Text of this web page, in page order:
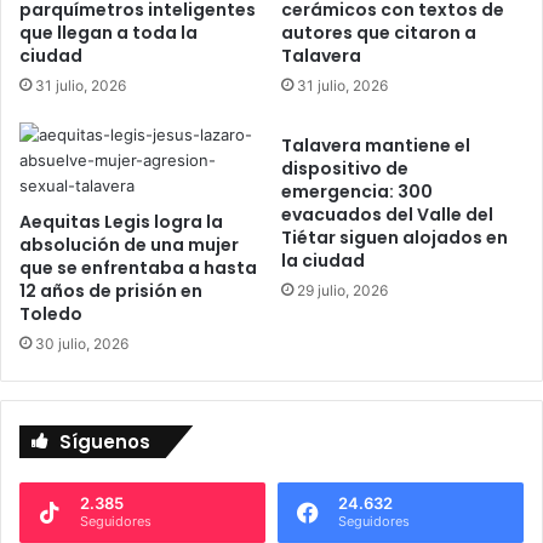
a
s
í
f
e
s
u
c
i
e
r
r
e
e
l
a
q
e
e
x
p
l
i
q
u
e
p
o
q
u
parquímetros inteligentes
que llegan a toda la
ciudad
31 julio, 2026
cerámicos con textos de
autores que citaron a
Talavera
31 julio, 2026
Aequitas Legis logra la
absolución de una mujer
que se enfrentaba a hasta
12 años de prisión en
Toledo
30 julio, 2026
Talavera mantiene el
dispositivo de
emergencia: 300
evacuados del Valle del
Tiétar siguen alojados en
la ciudad
29 julio, 2026
Síguenos
2.385
Seguidores
24.632
Seguidores